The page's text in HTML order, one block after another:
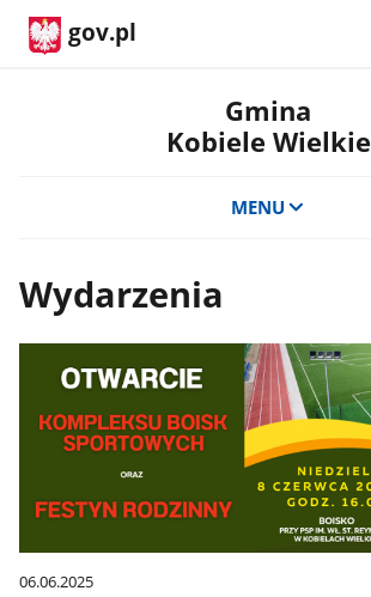
gov.pl
Gmina
Kobiele Wielkie
MENU
Wydarzenia
06.06.2025